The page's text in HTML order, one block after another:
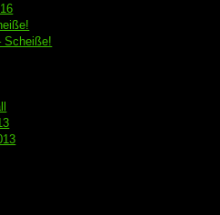
Scheiße!